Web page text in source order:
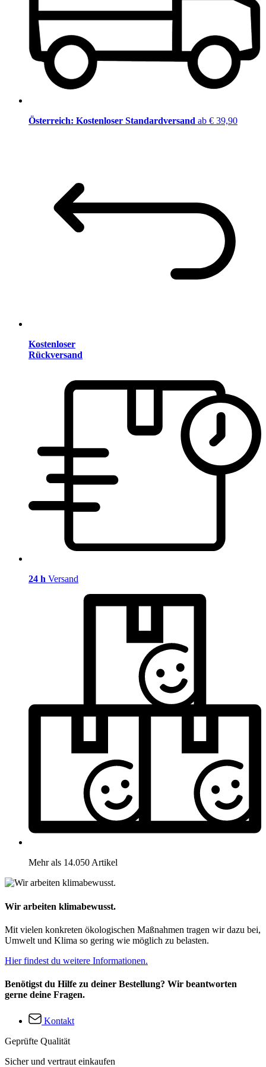
Österreich: Kostenloser Standardversand ab € 39,90
Kostenloser
Rückversand
24 h Versand
Mehr als 14.050 Artikel
Wir arbeiten klimabewusst.
Mit vielen konkreten ökologischen Maßnahmen tragen wir dazu bei,
Umwelt und Klima so gering wie möglich zu belasten.
Hier findest du weitere Informationen.
Benötigst du Hilfe zu deiner Bestellung? Wir beantworten
gerne deine Fragen.
Kontakt
Geprüfte Qualität
Sicher und vertraut einkaufen